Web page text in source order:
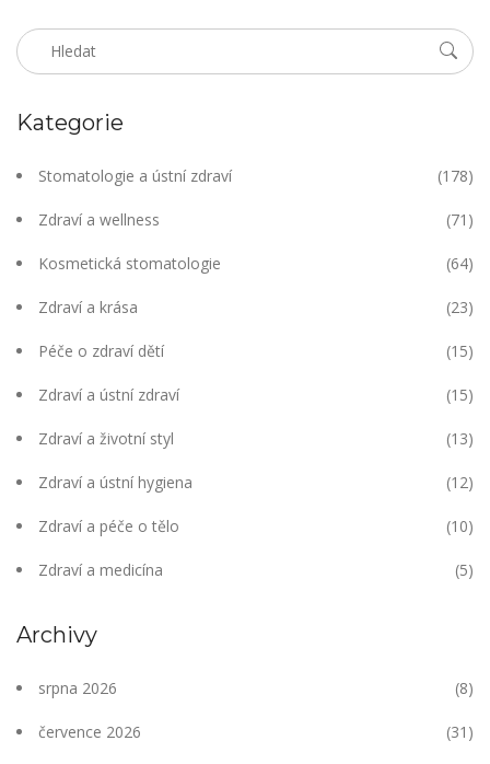
Kategorie
Stomatologie a ústní zdraví (178)
Zdraví a wellness (71)
Kosmetická stomatologie (64)
Zdraví a krása (23)
Péče o zdraví dětí (15)
Zdraví a ústní zdraví (15)
Zdraví a životní styl (13)
Zdraví a ústní hygiena (12)
Zdraví a péče o tělo (10)
Zdraví a medicína (5)
Archivy
srpna 2026 (8)
července 2026 (31)